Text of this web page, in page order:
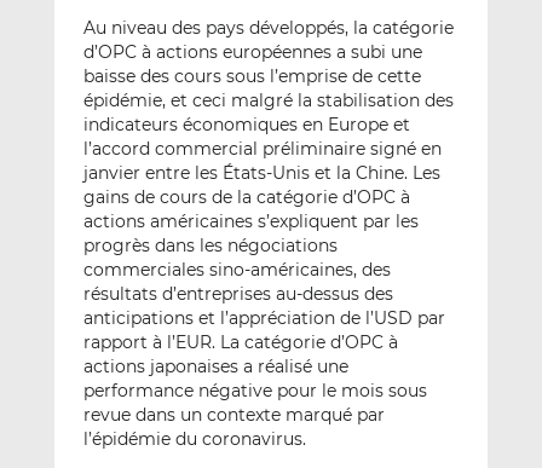
Au niveau des pays développés, la catégorie
d’OPC à actions européennes a subi une
baisse des cours sous l’emprise de cette
épidémie, et ceci malgré la stabilisation des
indicateurs économiques en Europe et
l’accord commercial préliminaire signé en
janvier entre les États-Unis et la Chine. Les
gains de cours de la catégorie d’OPC à
actions américaines s’expliquent par les
progrès dans les négociations
commerciales sino-américaines, des
résultats d’entreprises au-dessus des
anticipations et l’appréciation de l’USD par
rapport à l’EUR. La catégorie d’OPC à
actions japonaises a réalisé une
performance négative pour le mois sous
revue dans un contexte marqué par
l’épidémie du coronavirus.